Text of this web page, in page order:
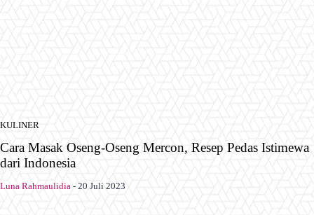
KULINER
Cara Masak Oseng-Oseng Mercon, Resep Pedas Istimewa
dari Indonesia
Luna Rahmaulidia - 20 Juli 2023